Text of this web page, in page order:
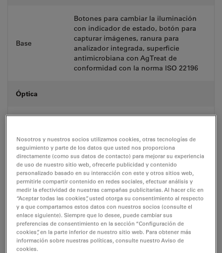
Base
Botones para cambiar la iluminación
con indicador de estado, botón para
capturar imágenes, ranura para
analizador integrada, superficie
antimicrobiana con AgTreat de
conformidad con la norma ISO 22196
Óptica
Oculares
(FOV)
20/22/25 mm
Tubos
Amplia gama de fototubos estándar y
ergonómicos con distintas divisiones
de haces disponibles
Versión
digital
Versión digital con pantalla/tableta de
Nosotros y nuestros socios utilizamos cookies, otras tecnologías de
seguimiento y parte de los datos que usted nos proporciona
directamente (como sus datos de contacto) para mejorar su experiencia
de uso de nuestro sitio web, ofrecerle publicidad y contenido
personalizado basado en su interacción con este y otros sitios web,
permitirle compartir contenido en redes sociales, efectuar análisis y
medir la efectividad de nuestras campañas publicitarias. Al hacer clic en
“Aceptar todas las cookies”, usted otorga su consentimiento al respecto
y a que compartamos estos datos con nuestros socios (consulte el
enlace siguiente). Siempre que lo desee, puede cambiar sus
preferencias de consentimiento en la sección “Configuración de
cookies”, en la parte inferior de nuestro sitio web. Para obtener más
información sobre nuestras políticas, consulte nuestro Aviso de
cookies.